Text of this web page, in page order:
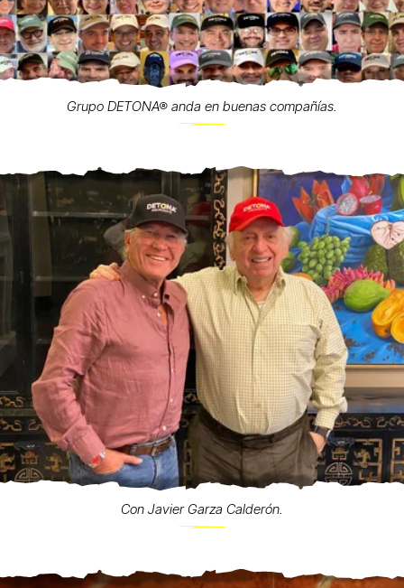
Grupo DETONA® anda en buenas compañías.
Con Javier Garza Calderón.